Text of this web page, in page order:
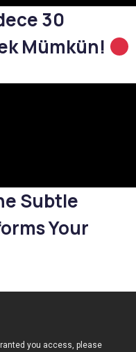
30
Mümkün!
Subtle
Your